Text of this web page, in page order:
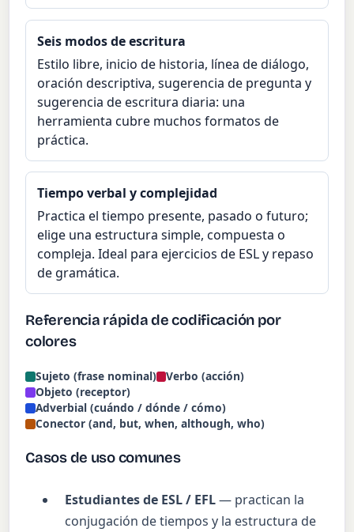
Seis modos de escritura
Estilo libre, inicio de historia, línea de diálogo,
oración descriptiva, sugerencia de pregunta y
sugerencia de escritura diaria: una
herramienta cubre muchos formatos de
práctica.
Tiempo verbal y complejidad
Practica el tiempo presente, pasado o futuro;
elige una estructura simple, compuesta o
compleja. Ideal para ejercicios de ESL y repaso
de gramática.
Referencia rápida de codificación por
colores
Sujeto (frase nominal)
Verbo (acción)
Objeto (receptor)
Adverbial (cuándo / dónde / cómo)
Conector (and, but, when, although, who)
Casos de uso comunes
Estudiantes de ESL / EFL— practican la
conjugación de tiempos y la estructura de